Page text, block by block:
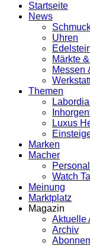
Startseite
News
Uhren
Märkte
Messen
Themen
Luxus
Marken
Macher
Watch
Meinung
Marktplatz
Magazin
Aktuelle
Archiv